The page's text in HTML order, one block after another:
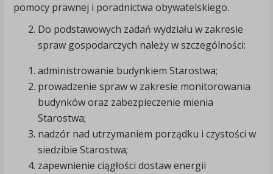
pomocy prawnej i poradnictwa obywatelskiego.
Do podstawowych zadań wydziału w zakresie
spraw gospodarczych należy w szczególności:
administrowanie budynkiem Starostwa;
prowadzenie spraw w zakresie monitorowania
budynków oraz zabezpieczenie mienia
Starostwa;
nadzór nad utrzymaniem porządku i czystości w
siedzibie Starostwa;
zapewnienie ciągłości dostaw energii